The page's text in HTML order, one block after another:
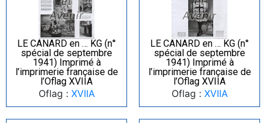
LE CANARD en … KG (n°
spécial de septembre
1941) Imprimé à
l’imprimerie française de
l’Oflag XVIIA
Oflag : XVIIA
LE CANARD en … KG (n°
spécial de septembre
1941) Imprimé à
l’imprimerie française de
l’Oflag XVIIA
Oflag : XVIIA